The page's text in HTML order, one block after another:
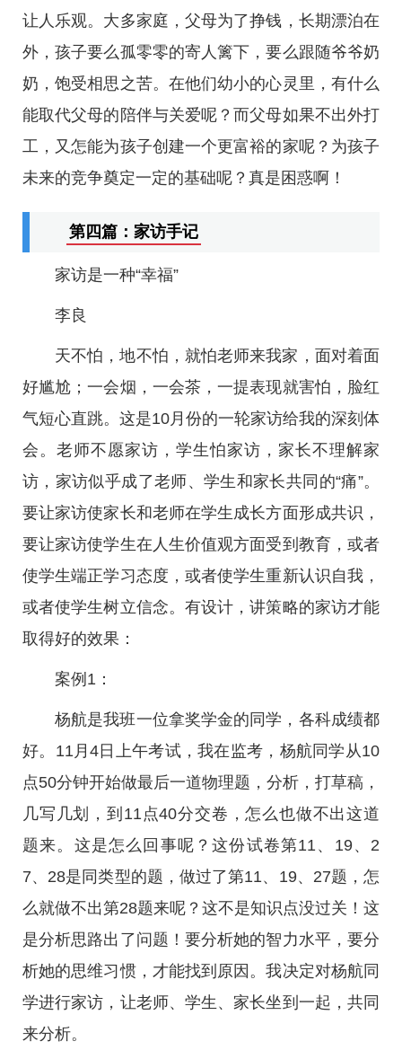
让人乐观。大多家庭，父母为了挣钱，长期漂泊在
外，孩子要么孤零零的寄人篱下，要么跟随爷爷奶
奶，饱受相思之苦。在他们幼小的心灵里，有什么
能取代父母的陪伴与关爱呢？而父母如果不出外打
工，又怎能为孩子创建一个更富裕的家呢？为孩子
未来的竞争奠定一定的基础呢？真是困惑啊！
第四篇：家访手记
家访是一种“幸福”
李良
天不怕，地不怕，就怕老师来我家，面对着面
好尴尬；一会烟，一会茶，一提表现就害怕，脸红
气短心直跳。这是10月份的一轮家访给我的深刻体
会。老师不愿家访，学生怕家访，家长不理解家
访，家访似乎成了老师、学生和家长共同的“痛”。
要让家访使家长和老师在学生成长方面形成共识，
要让家访使学生在人生价值观方面受到教育，或者
使学生端正学习态度，或者使学生重新认识自我，
或者使学生树立信念。有设计，讲策略的家访才能
取得好的效果：
案例1：
杨航是我班一位拿奖学金的同学，各科成绩都
好。11月4日上午考试，我在监考，杨航同学从10
点50分钟开始做最后一道物理题，分析，打草稿，
几写几划，到11点40分交卷，怎么也做不出这道
题来。这是怎么回事呢？这份试卷第11、19、2
7、28是同类型的题，做过了第11、19、27题，怎
么就做不出第28题来呢？这不是知识点没过关！这
是分析思路出了问题！要分析她的智力水平，要分
析她的思维习惯，才能找到原因。我决定对杨航同
学进行家访，让老师、学生、家长坐到一起，共同
来分析。